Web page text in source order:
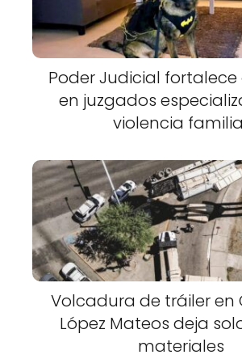
Poder Judicial
en juzgados
violencia
Volcadura de tráiler en
López Mateos deja
materiales